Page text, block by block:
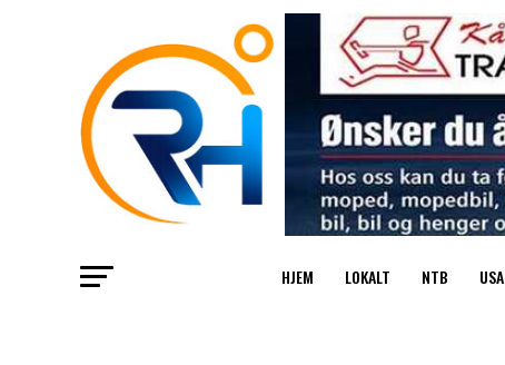
HJEM LOKALT NTB USA